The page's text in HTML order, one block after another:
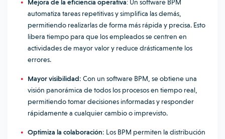
Mejora de la eficiencia operativa: Un software BPM
automatiza tareas repetitivas y simplifica las demás,
permitiendo realizarlas de forma más rápida y precisa. Esto
libera tiempo para que los empleados se centren en
actividades de mayor valor y reduce drásticamente los
errores.
Mayor visibilidad: Con un software BPM, se obtiene una
visión panorámica de todos los procesos en tiempo real,
permitiendo tomar decisiones informadas y responder
rápidamente a cualquier cambio o imprevisto.
Optimiza la colaboración: Los BPM permiten la distribución